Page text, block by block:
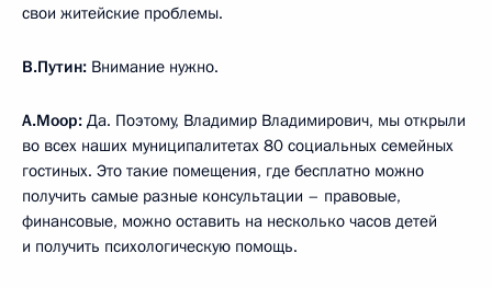
свои житейские проблемы.
В.Путин: Внимание нужно.
А.Моор: Да. Поэтому, Владимир Владимирович, мы открыли
во всех наших муниципалитетах 80 социальных семейных
гостиных. Это такие помещения, где бесплатно можно
получить самые разные консультации – правовые,
финансовые, можно оставить на несколько часов детей
и получить психологическую помощь.